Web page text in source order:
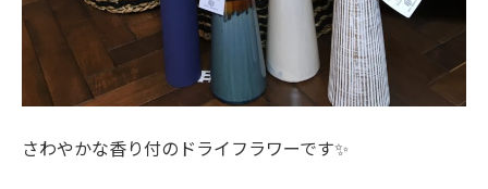
さわやかな香り付のドライフラワーです✨